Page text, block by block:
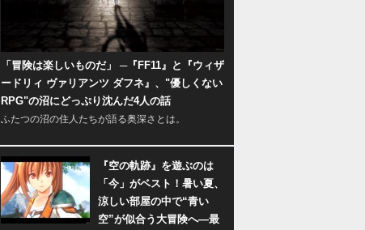
「冒険は楽しいものだ」 ─『FF11』と『ウィザ
ードリィ ヴァリアンツ ダフネ』、"優しくない
RPG"の沼にどっぷり沈んだ4人の話
ふたつの沼の住人たちが語る奥深さとは。
『空の軌跡』を遊ぶのは
「今」がベスト！暑い夏、
涼しい部屋の中で“青い
空”が似合う大冒険へ―最